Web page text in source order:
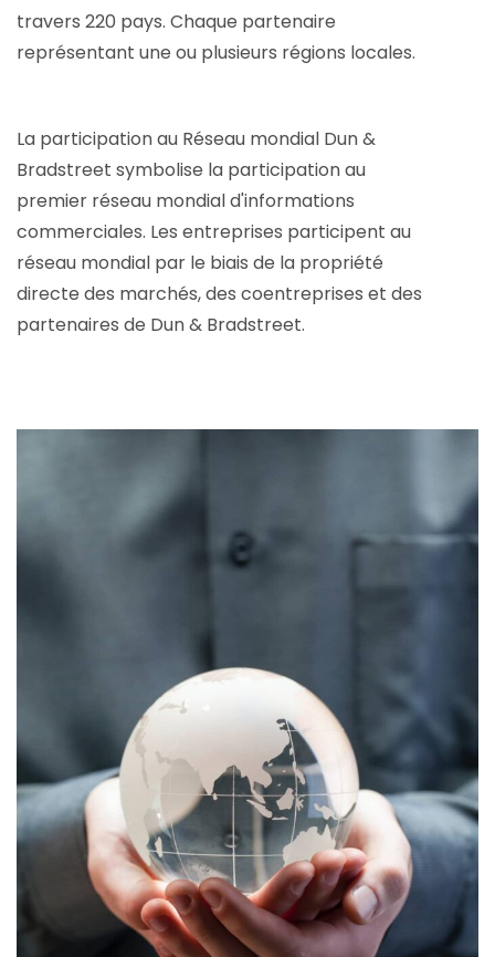
travers 220 pays. Chaque partenaire
représentant une ou plusieurs régions locales.
La participation au Réseau mondial Dun &
Bradstreet symbolise la participation au
premier réseau mondial d'informations
commerciales. Les entreprises participent au
réseau mondial par le biais de la propriété
directe des marchés, des coentreprises et des
partenaires de Dun & Bradstreet.